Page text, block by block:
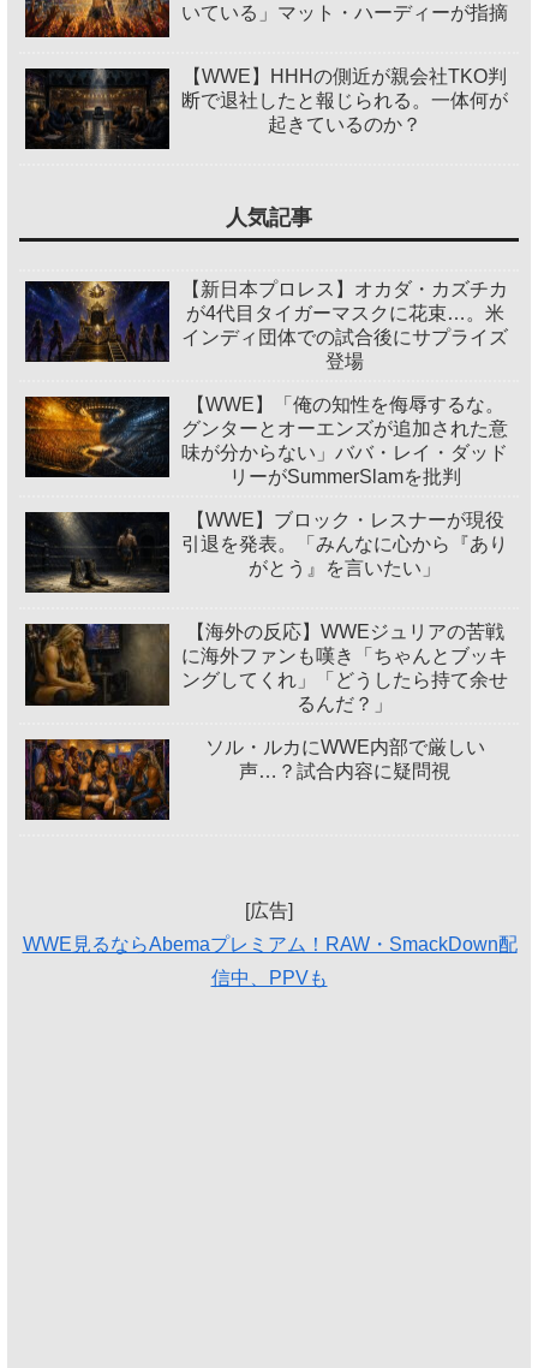
いている」マット・ハーディーが指摘
【WWE】HHHの側近が親会社TKO判
断で退社したと報じられる。一体何が
起きているのか？
人気記事
【新日本プロレス】オカダ・カズチカ
が4代目タイガーマスクに花束…。米
インディ団体での試合後にサプライズ
登場
【WWE】「俺の知性を侮辱するな。
グンターとオーエンズが追加された意
味が分からない」ババ・レイ・ダッド
リーがSummerSlamを批判
【WWE】ブロック・レスナーが現役
引退を発表。「みんなに心から『あり
がとう』を言いたい」
【海外の反応】WWEジュリアの苦戦
に海外ファンも嘆き「ちゃんとブッキ
ングしてくれ」「どうしたら持て余せ
るんだ？」
ソル・ルカにWWE内部で厳しい
声…？試合内容に疑問視
[広告]
WWE見るならAbemaプレミアム！RAW・SmackDown配
信中、PPVも